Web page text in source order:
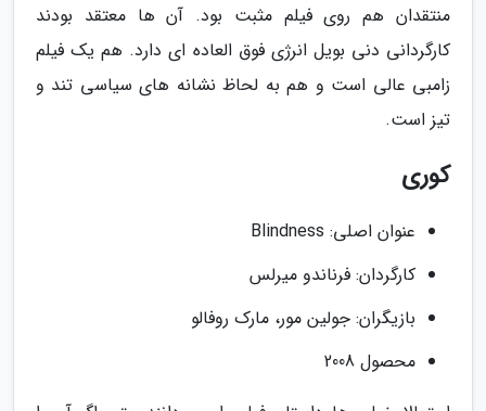
منتقدان هم روی فیلم مثبت بود. آن ها معتقد بودند
کارگردانی دنی بویل انرژی فوق العاده ای دارد. هم یک فیلم
زامبی عالی است و هم به لحاظ نشانه های سیاسی تند و
تیز است.
کوری
عنوان اصلی: Blindness
کارگردان: فرناندو میرلس
بازیگران: جولین مور، مارک روفالو
محصول 2008